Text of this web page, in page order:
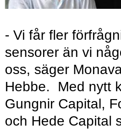
- Vi får fler
sensorer än vi
oss, säger
Hebbe. Med nytt
Gungnir Capital,
och Hede Capital